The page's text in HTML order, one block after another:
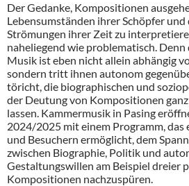
Der Gedanke, Kompositionen
Lebensumständen ihrer Schöpfer
Strömungen ihrer Zeit zu
naheliegend wie problematisch.
Musik ist eben nicht allein abhängig
sondern tritt ihnen autonom
töricht, die biographischen und
der Deutung von Kompositionen
lassen. Kammermusik in Pasing
2024/2025 mit einem Programm, das
und Besuchern ermöglicht, dem
zwischen Biographie, Politik und
Gestaltungswillen am Beispiel dreier
Kompositionen nachzuspüren.